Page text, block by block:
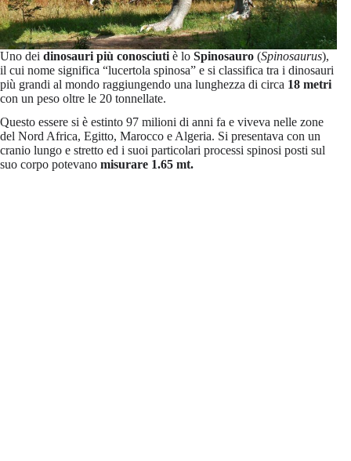
Uno dei dinosauri più conosciuti è lo Spinosauro (Spinosaurus),
il cui nome significa “lucertola spinosa” e si classifica tra i dinosauri
più grandi al mondo raggiungendo una lunghezza di circa 18 metri
con un peso oltre le 20 tonnellate.
Questo essere si è estinto 97 milioni di anni fa e viveva nelle zone
del Nord Africa, Egitto, Marocco e Algeria. Si presentava con un
cranio lungo e stretto ed i suoi particolari processi spinosi posti sul
suo corpo potevano misurare 1.65 mt.